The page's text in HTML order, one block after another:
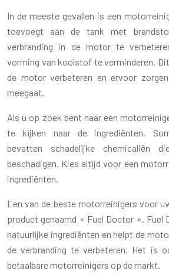
In de meeste gevallen is een
toevoegt aan de tank met
verbranding in de motor te
vorming van koolstof te verminderen.
de motor verbeteren en ervoor
meegaat.
Als u op zoek bent naar een
te kijken naar de ingrediënten.
bevatten schadelijke chemicaliën
beschadigen. Kies altijd voor een
ingrediënten.
Een van de beste motorreinigers voor
product genaamd « Fuel Doctor ». Fuel
natuurlijke ingrediënten en helpt de
de verbranding te verbeteren. Het is
betaalbare motorreinigers op de markt.